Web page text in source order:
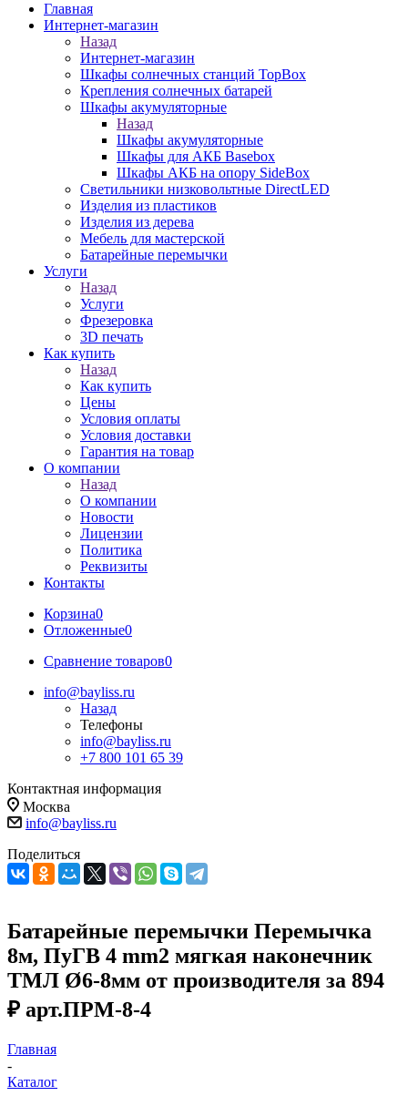
Главная
Интернет-магазин
Назад
Интернет-магазин
Шкафы солнечных станций TopBox
Крепления солнечных батарей
Шкафы акумуляторные
Назад
Шкафы акумуляторные
Шкафы для АКБ Basebox
Шкафы АКБ на опору SideBox
Светильники низковольтные DirectLED
Изделия из пластиков
Изделия из дерева
Мебель для мастерской
Батарейные перемычки
Услуги
Назад
Услуги
Фрезеровка
3D печать
Как купить
Назад
Как купить
Цены
Условия оплаты
Условия доставки
Гарантия на товар
О компании
Назад
О компании
Новости
Лицензии
Политика
Реквизиты
Контакты
Корзина0
Отложенные0
Сравнение товаров0
info@bayliss.ru
Назад
Телефоны
info@bayliss.ru
+7 800 101 65 39
Контактная информация
Москва
info@bayliss.ru
Поделиться
Батарейные перемычки Перемычка
8м, ПуГВ 4 mm2 мягкая наконечник
ТМЛ Ø6-8мм от производителя за 894
₽ арт.ПРМ-8-4
Главная
-
Каталог